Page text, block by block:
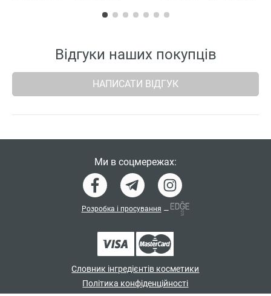
Відгуки наших покупців
НАПИСАТИ ВІДГУК
Словник інгредієнтів косметики
Політика конфіденційності
Ми в соцмережах:
Розробка і просування —